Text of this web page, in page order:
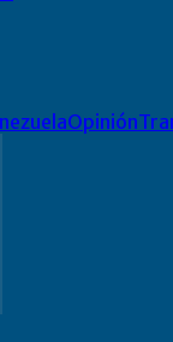
Opinión